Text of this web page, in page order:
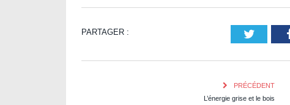
PARTAGER : Twitter
PRÉCÉDENT
L’énergie grise et le bois